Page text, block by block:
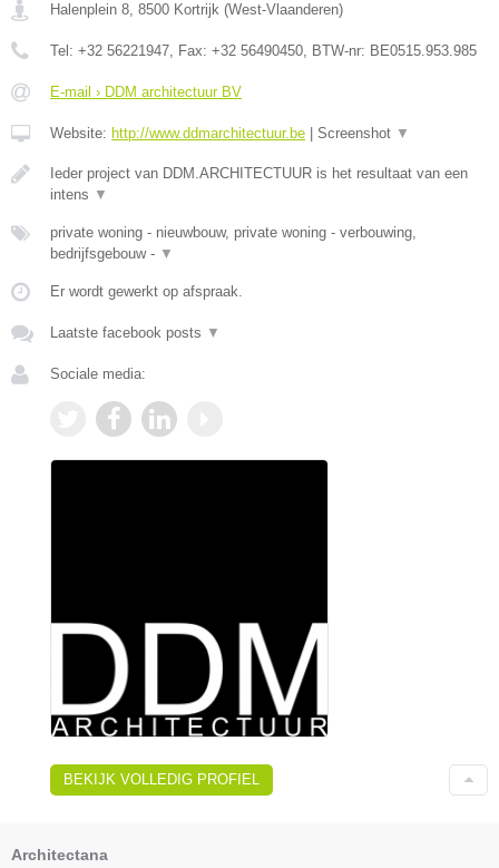
Halenplein 8, 8500 Kortrijk (West-Vlaanderen)
Tel: +32 56221947, Fax: +32 56490450, BTW-nr: BE0515.953.985
E-mail › DDM architectuur BV
Website: http://www.ddmarchitectuur.be Screenshot ▼
Ieder project van DDM.ARCHITECTUUR is het resultaat van een
intens ▼
private woning - nieuwbouw, private woning - verbouwing,
bedrijfsgebouw - ▼
Er wordt gewerkt op afspraak.
Laatste facebook posts ▼
Sociale media:
BEKIJK VOLLEDIG PROFIEL
Architectana